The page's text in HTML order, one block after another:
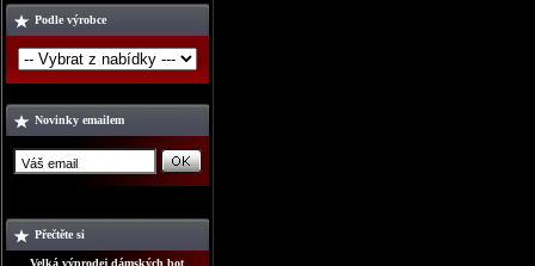
Podle výrobce
Novinky emailem
Přečtěte si
Velká výprodej dámských bot